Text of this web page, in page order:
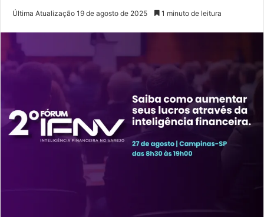
Última Atualização 19 de agosto de 2025 1 minuto de leitura